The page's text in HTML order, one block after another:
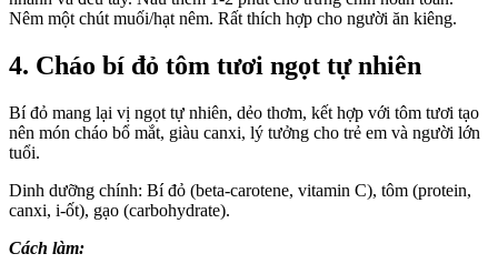
Nêm một chút muối/hạt nêm. Rất thích hợp cho người ăn kiêng.
4. Cháo bí đỏ tôm tươi ngọt tự nhiên
Bí đỏ mang lại vị ngọt tự nhiên, dẻo thơm, kết hợp với tôm tươi tạo
nên món cháo bổ mắt, giàu canxi, lý tưởng cho trẻ em và người lớn
tuổi.
Dinh dưỡng chính: Bí đỏ (beta-carotene, vitamin C), tôm (protein,
canxi, i-ốt), gạo (carbohydrate).
Cách làm: